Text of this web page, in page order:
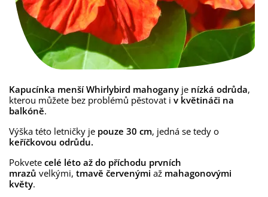
Kapucínka menší Whirlybird mahogany je nízká odrůda,
kterou můžete bez problémů pěstovat i v květináči na
balkóně.
Výška této letničky je pouze 30 cm, jedná se tedy o
keříčkovou odrůdu.
Pokvete celé léto až do příchodu prvních
mrazů velkými, tmavě červenými až mahagonovými
květy.